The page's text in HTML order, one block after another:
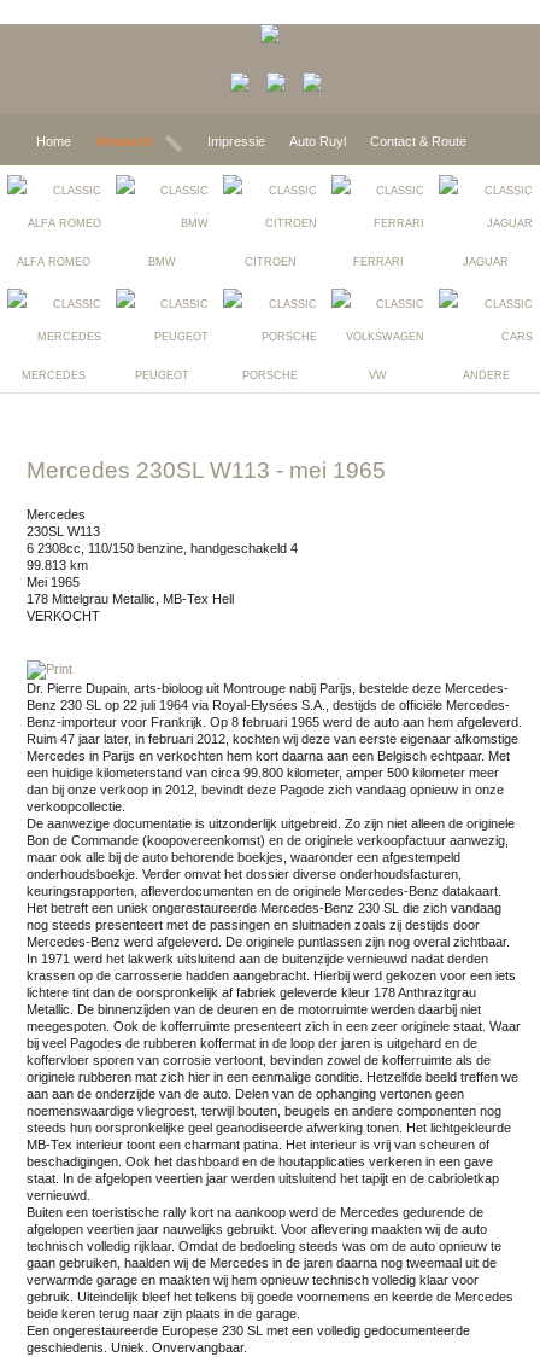
Home Verwacht Impressie Auto Ruyl Contact & Route
ALFA ROMEO BMW CITROEN FERRARI JAGUAR
MERCEDES PEUGEOT PORSCHE VW ANDERE
Mercedes 230SL W113 - mei 1965
Mercedes
230SL W113
6 2308cc, 110/150 benzine, handgeschakeld 4
99.813 km
mei 1965
178 Mittelgrau Metallic, MB-Tex Hell
VERKOCHT
Dr. Pierre Dupain, arts-bioloog uit Montrouge nabij Parijs, bestelde deze Mercedes-
Benz 230 SL op 22 juli 1964 via Royal-Elysées S.A., destijds de officiële Mercedes-
Benz-importeur voor Frankrijk. Op 8 februari 1965 werd de auto aan hem afgeleverd.
Ruim 47 jaar later, in februari 2012, kochten wij deze van eerste eigenaar afkomstige
Mercedes in Parijs en verkochten hem kort daarna aan een Belgisch echtpaar. Met
een huidige kilometerstand van circa 99.800 kilometer, amper 500 kilometer meer
dan bij onze verkoop in 2012, bevindt deze Pagode zich vandaag opnieuw in onze
verkoopcollectie.
De aanwezige documentatie is uitzonderlijk uitgebreid. Zo zijn niet alleen de originele
Bon de Commande (koopovereenkomst) en de originele verkoopfactuur aanwezig,
maar ook alle bij de auto behorende boekjes, waaronder een afgestempeld
onderhoudsboekje. Verder omvat het dossier diverse onderhoudsfacturen,
keuringsrapporten, afleverdocumenten en de originele Mercedes-Benz datakaart.
Het betreft een uniek ongerestaureerde Mercedes-Benz 230 SL die zich vandaag
nog steeds presenteert met de passingen en sluitnaden zoals zij destijds door
Mercedes-Benz werd afgeleverd. De originele puntlassen zijn nog overal zichtbaar.
In 1971 werd het lakwerk uitsluitend aan de buitenzijde vernieuwd nadat derden
krassen op de carrosserie hadden aangebracht. Hierbij werd gekozen voor een iets
lichtere tint dan de oorspronkelijk af fabriek geleverde kleur 178 Anthrazitgrau
Metallic. De binnenzijden van de deuren en de motorruimte werden daarbij niet
meegespoten. Ook de kofferruimte presenteert zich in een zeer originele staat. Waar
bij veel Pagodes de rubberen koffermat in de loop der jaren is uitgehard en de
koffervloer sporen van corrosie vertoont, bevinden zowel de kofferruimte als de
originele rubberen mat zich hier in een eenmalige conditie. Hetzelfde beeld treffen we
aan aan de onderzijde van de auto. Delen van de ophanging vertonen geen
noemenswaardige vliegroest, terwijl bouten, beugels en andere componenten nog
steeds hun oorspronkelijke geel geanodiseerde afwerking tonen. Het lichtgekleurde
MB-Tex interieur toont een charmant patina. Het interieur is vrij van scheuren of
beschadigingen. Ook het dashboard en de houtapplicaties verkeren in een gave
staat. In de afgelopen veertien jaar werden uitsluitend het tapijt en de cabrioletkap
vernieuwd.
Buiten een toeristische rally kort na aankoop werd de Mercedes gedurende de
afgelopen veertien jaar nauwelijks gebruikt. Voor aflevering maakten wij de auto
technisch volledig rijklaar. Omdat de bedoeling steeds was om de auto opnieuw te
gaan gebruiken, haalden wij de Mercedes in de jaren daarna nog tweemaal uit de
verwarmde garage en maakten wij hem opnieuw technisch volledig klaar voor
gebruik. Uiteindelijk bleef het telkens bij goede voornemens en keerde de Mercedes
beide keren terug naar zijn plaats in de garage.
Een ongerestaureerde Europese 230 SL met een volledig gedocumenteerde
geschiedenis. Uniek. Onvervangbaar.